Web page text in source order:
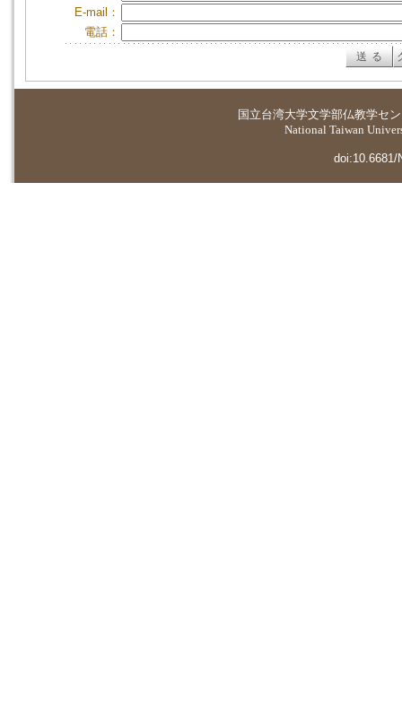
E-mail：
電話：
国立台湾大学文学部仏教学セ
National Taiwan
doi:10.6681/